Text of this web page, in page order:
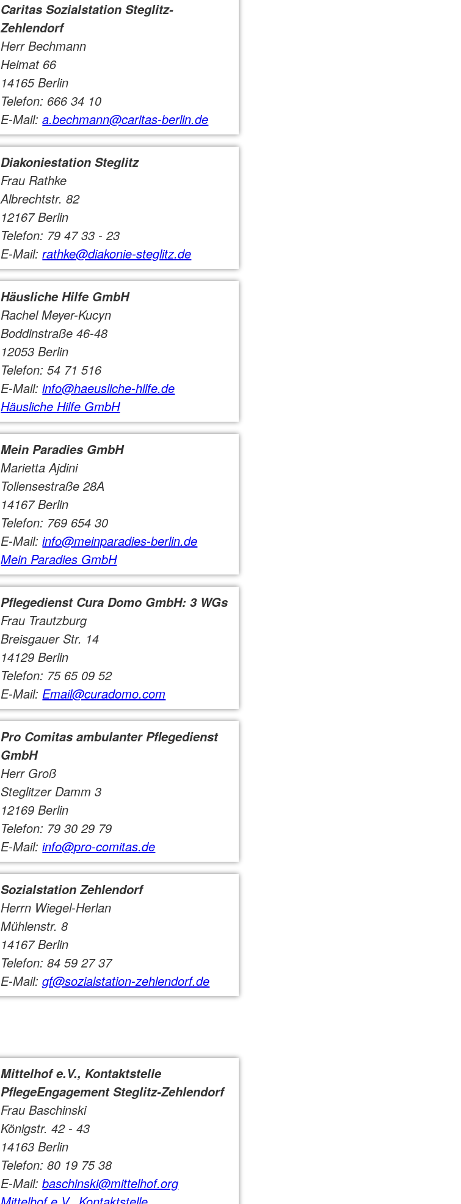
Caritas Sozialstation Steglitz-
Zehlendorf
Herr Bechmann
Heimat 66
14165 Berlin
Telefon: 666 34 10
E-Mail:a.bechmann@caritas-berlin.de
Diakoniestation Steglitz
Frau Rathke
Albrechtstr. 82
12167 Berlin
Telefon: 79 47 33 - 23
E-Mail:rathke@diakonie-steglitz.de
Häusliche Hilfe GmbH
Rachel Meyer-Kucyn
Boddinstraße 46-48
12053 Berlin
Telefon: 54 71 516
E-Mail:info@haeusliche-hilfe.de
Häusliche Hilfe GmbH
Mein Paradies GmbH
Marietta Ajdini
Tollensestraße 28A
14167 Berlin
Telefon: 769 654 30
E-Mail:info@meinparadies-berlin.de
Mein Paradies GmbH
Pflegedienst Cura Domo GmbH: 3 WGs
Frau Trautzburg
Breisgauer Str. 14
14129 Berlin
Telefon: 75 65 09 52
E-Mail:Email@curadomo.com
Pro Comitas ambulanter Pflegedienst
GmbH
Herr Groß
Steglitzer Damm 3
12169 Berlin
Telefon: 79 30 29 79
E-Mail:info@pro-comitas.de
Sozialstation Zehlendorf
Herrn Wiegel-Herlan
Mühlenstr. 8
14167 Berlin
Telefon: 84 59 27 37
E-Mail:gf@sozialstation-zehlendorf.de
Mittelhof e.V., Kontaktstelle
PflegeEngagement Steglitz-Zehlendorf
Frau Baschinski
Königstr. 42 - 43
14163 Berlin
Telefon: 80 19 75 38
E-Mail:baschinski@mittelhof.org